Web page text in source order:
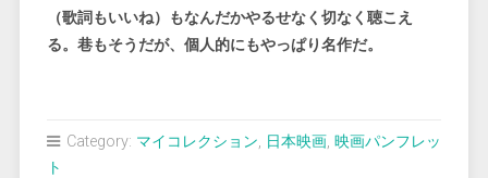
（歌詞もいいね）もなんだかやるせなく切なく聴こえ
る。巷もそうだが、個人的にもやっぱり名作だ。
Category: マイコレクション, 日本映画, 映画パンフレッ
ト